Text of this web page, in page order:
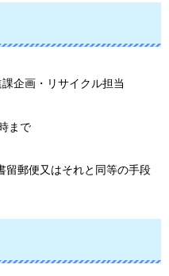
企画・リサイクル担当
まで
留郵便又はそれと同等の手段